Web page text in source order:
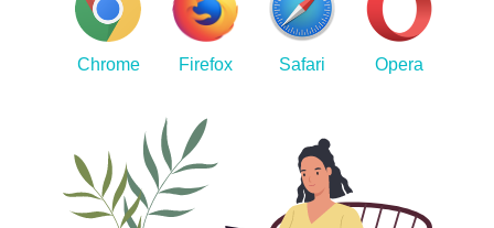
Chrome Firefox Safari Opera